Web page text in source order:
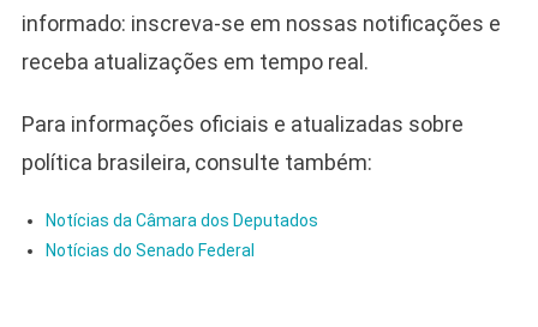
informado: inscreva-se em nossas notificações e
receba atualizações em tempo real.
Para informações oficiais e atualizadas sobre
política brasileira, consulte também:
Notícias da Câmara dos Deputados
Notícias do Senado Federal